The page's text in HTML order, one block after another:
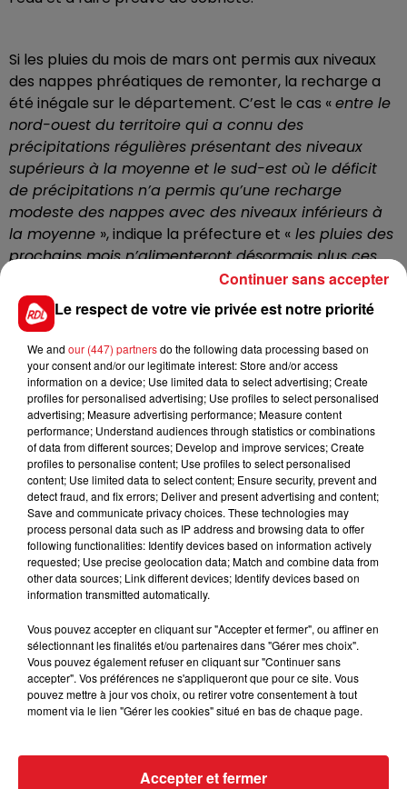
Si les pluies du mois de mars ont permis aux niveaux
des nappes phréatiques de remonter, la recharge a
été inégale sur le département. C’est le cas «entre le
nord-ouest du territoire qui a connu des
précipitations régulières présentant des niveaux
supérieurs à la moyenne et le sud-est où le déficit
de précipitations n’a permis qu’une recharge
modeste des nappes avec des niveaux inférieurs à
la moyenne », indique la préfecture et « les pluies des
prochains mois n’alimenteront désormais plus ces
nappes, au profit du développement de la
végétation et de l’évaporation ».
En appelant des maintenant, à réduire les usages de
l’eau, le préfet du Pas-de-Calais, espère retarder les
mesures de restriction.
FIL D'ACTUS
15 juillet 2026
BÉTHUNE: ENQUÊTE POUR HOMICIDE
VOLONTAIRE EN COURS, APRÈS LA...
à des prostituées
Le respect de votre vie privée est notre priorité
We and our (447) partnersdo the following data processing based on
your consent and/or our legitimate interest: Store and/or access
information on a device; Use limited data to select advertising; Create
profiles for personalised advertising; Use profiles to select personalised
advertising; Measure advertising performance; Measure content
performance; Understand audiences through statistics or combinations
of data from different sources; Develop and improve services; Create
profiles to personalise content; Use profiles to select personalised
content; Use limited data to select content; Ensure security, prevent and
detect fraud, and fix errors; Deliver and present advertising and content;
Save and communicate privacy choices. These technologies may
process personal data such as IP address and browsing data to offer
following functionalities: Identify devices based on information actively
requested; Use precise geolocation data; Match and combine data from
other data sources; Link different devices; Identify devices based on
information transmitted automatically.
Vous pouvez accepter en cliquant sur "Accepter et fermer", ou affiner en
sélectionnant les finalités et/ou partenaires dans "Gérer mes choix".
Vous pouvez également refuser en cliquant sur "Continuer sans
accepter". Vos préférences ne s'appliqueront que pour ce site. Vous
pouvez mettre à jour vos choix, ou retirer votre consentement à tout
moment via le lien "Gérer les cookies" situé en bas de chaque page.
Accepter et fermer
Continuer sans accepter